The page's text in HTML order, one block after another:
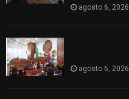
agosto 6, 2026
agosto 6, 2026